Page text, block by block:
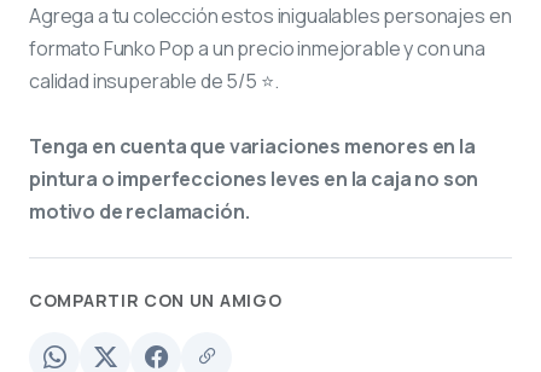
Agrega a tu colección estos inigualables personajes en
formato Funko Pop a un precio inmejorable y con una
calidad insuperable de 5/5 ⭐.
Tenga en cuenta que variaciones menores en la
pintura o imperfecciones leves en la caja no son
motivo de reclamación.
COMPARTIR CON UN AMIGO